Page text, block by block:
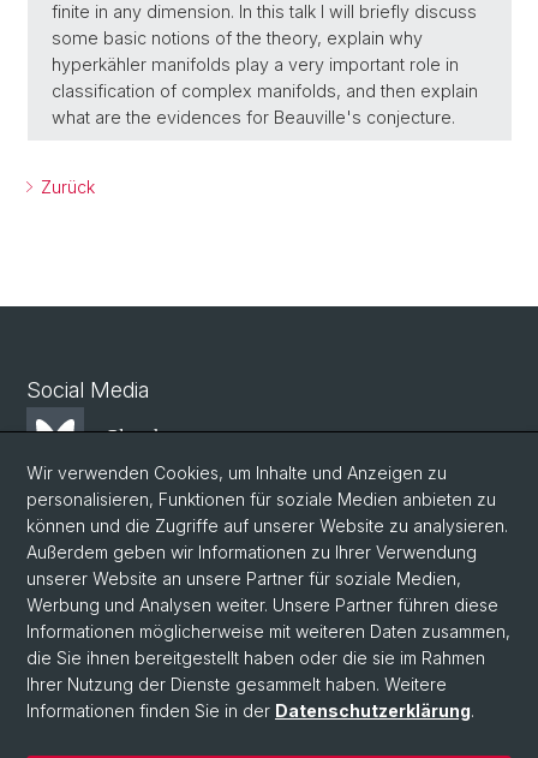
finite in any dimension. In this talk I will briefly discuss
some basic notions of the theory, explain why
hyperkähler manifolds play a very important role in
classification of complex manifolds, and then explain
what are the evidences for Beauville's conjecture.
Zurück
Social Media
Bluesky
Mastodon
LinkedIn
Instagram
Wir verwenden Cookies, um Inhalte und Anzeigen zu
personalisieren, Funktionen für soziale Medien anbieten zu
können und die Zugriffe auf unserer Website zu analysieren.
Außerdem geben wir Informationen zu Ihrer Verwendung
unserer Website an unsere Partner für soziale Medien,
Werbung und Analysen weiter. Unsere Partner führen diese
Informationen möglicherweise mit weiteren Daten zusammen,
die Sie ihnen bereitgestellt haben oder die sie im Rahmen
Ihrer Nutzung der Dienste gesammelt haben. Weitere
Informationen finden Sie in der Datenschutzerklärung.